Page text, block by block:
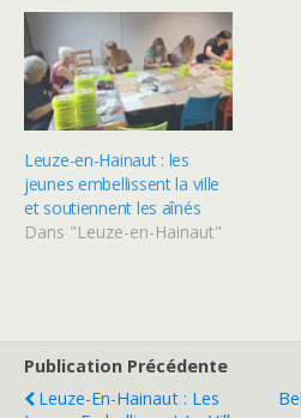
Leuze-en-Hainaut : les
jeunes embellissent la ville
et soutiennent les aînés
Dans "Leuze-en-Hainaut"
Publication Précédente
Leuze-En-Hainaut : Les